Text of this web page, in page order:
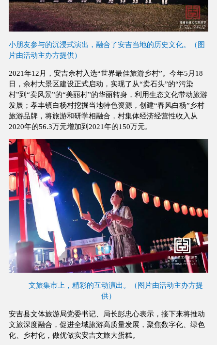
小朋友参与的沉浸式演出，融合了安吉当地的历史文化。（图
片由活动主办方提供）
2021年12月，安吉余村入选“世界最佳旅游乡村”。今年5月18
日，余村大景区建设正式启动，实现了从“卖石头”的“污染
村”到“卖风景”的“美丽村”的华丽转身，利用生态文化带动旅游
发展；孝丰镇白杨村挖掘当地特色资源，创建“春风白杨”乡村
旅游品牌，将旅游和研学相融合，村集体经济经营性收入从
2020年的56.3万元增加到2021年的150万元。
文旅集市上，精彩的互动演出。（图片由活动主办方提
供）
安吉县文体旅游局党委书记、局长彭忠心表示，接下来将推动
文旅深度融合，促进全域旅游高质量发展，聚焦数字化、绿色
化、乡村化，做优做实安吉文旅大蛋糕。